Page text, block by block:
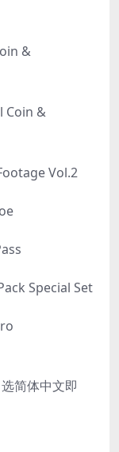
&
Coin &
Vol.2
Special Set
简体中文即